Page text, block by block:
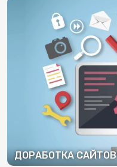
ДОРАБОТКА САЙТОВ